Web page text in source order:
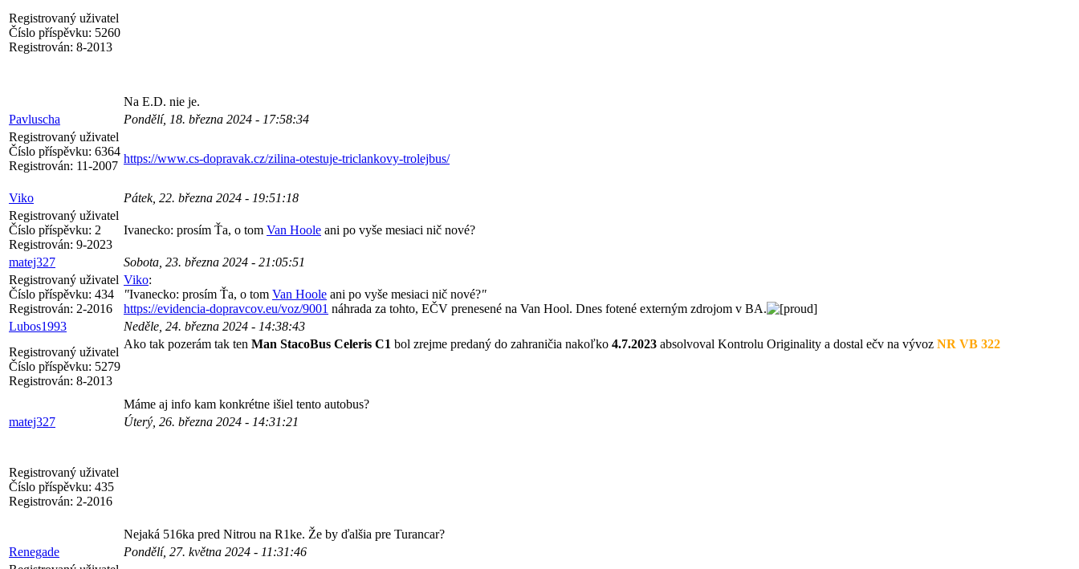
Registrovaný uživatel
Číslo příspěvku: 5260
Registrován: 8-2013
Na E.D. nie je.
Pavluscha
Pondělí, 18. března 2024 - 17:58:34
Registrovaný uživatel
Číslo příspěvku: 6364
Registrován: 11-2007
https://www.cs-dopravak.cz/zilina-otestuje-triclankovy-trolejbus/
Viko
Pátek, 22. března 2024 - 19:51:18
Registrovaný uživatel
Číslo příspěvku: 2
Registrován: 9-2023
Ivanecko: prosím Ťa, o tom Van Hoole ani po vyše mesiaci nič nové?
matej327
Sobota, 23. března 2024 - 21:05:51
Registrovaný uživatel
Číslo příspěvku: 434
Registrován: 2-2016
Viko:
"Ivanecko: prosím Ťa, o tom Van Hoole ani po vyše mesiaci nič nové?"
https://evidencia-dopravcov.eu/voz/9001 náhrada za tohto, EČV prenesené na Van Hool. Dnes fotené externým zdrojom v BA.
Lubos1993
Neděle, 24. března 2024 - 14:38:43
Registrovaný uživatel
Číslo příspěvku: 5279
Registrován: 8-2013
Ako tak pozerám tak ten Man StacoBus Celeris C1 bol zrejme predaný do zahraničia nakoľko 4.7.2023 absolvoval Kontrolu Originality a dostal ečv na vývoz NR VB 322
Máme aj info kam konkrétne išiel tento autobus?
matej327
Úterý, 26. března 2024 - 14:31:21
Registrovaný uživatel
Číslo příspěvku: 435
Registrován: 2-2016
Nejaká 516ka pred Nitrou na R1ke. Že by ďalšia pre Turancar?
Renegade
Pondělí, 27. května 2024 - 11:31:46